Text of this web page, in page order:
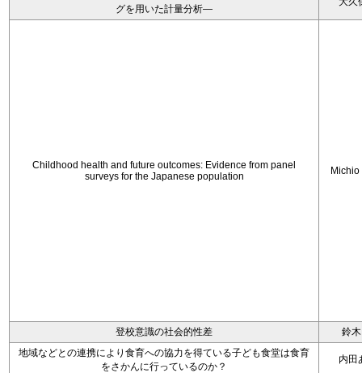
グを用いた計量分析―
Childhood health and future outcomes: Evidence from panel
surveys for the Japanese population
Michio
登校意識の社会的性差
鈴
地域などとの連携により食育への協力を得ている子ども食堂は食育
をさかんに行っているのか？
内田